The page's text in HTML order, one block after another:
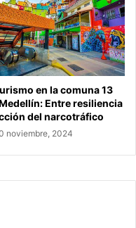
en la comuna 13
Entre resiliencia
del narcotráfico
noviembre, 2024